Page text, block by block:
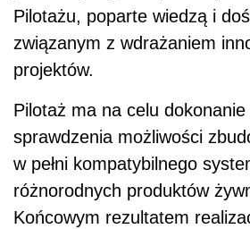
Pilotażu, poparte wiedzą i
związanym z wdrażaniem
projektów.
Pilotaż ma na celu
sprawdzenia możliwości
w pełni kompatybilnego
różnorodnych produktów
Końcowym rezultatem